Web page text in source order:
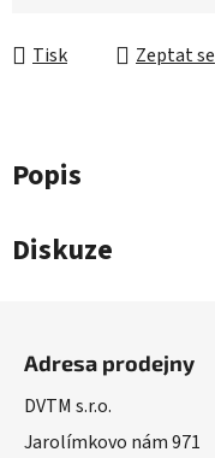
Tisk Zeptat se
Popis
Diskuze
Adresa prodejny
DVTM s.r.o.
Jarolímkovo nám 971